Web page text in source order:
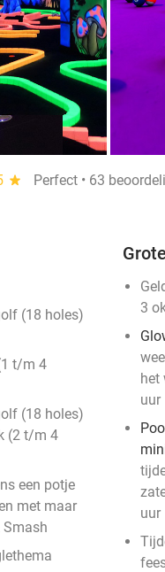
star
Perfect • 63
(18 holes)
t/m 4
(18 holes)
(2 t/m 4
een potje
met maar
3
het
uur
uur